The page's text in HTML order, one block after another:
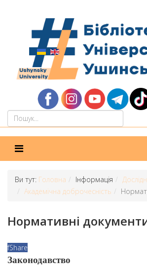
Ви тут: Головна Інформація
Академічна доброчесність
Нормативні
fShare
Законодавство